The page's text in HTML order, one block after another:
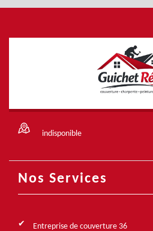
indisponible
Nos Services
Entreprise de couverture 36